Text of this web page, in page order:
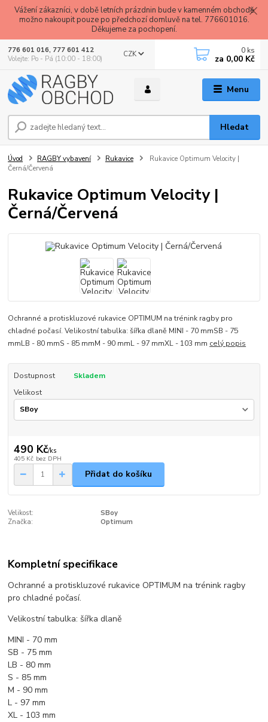
Vážení zákazníci, v době letních prázdnin bude v kamenném obchodě
možno nakoupit pouze po předchozí domluvě na tel. 776601016.
Děkujeme za pochopení.
Menu
CZK
Hledat
776 601 016, 777 601 412
Volejte: Po - Pá (10:00 - 18:00)
0 ks
za 0,00 Kč
Úvod RAGBY vybavení Rukavice
Rukavice Optimum Velocity |
Černá/Červená
Rukavice Optimum Velocity |
Černá/Červená
Ochranné a protiskluzové rukavice OPTIMUM na trénink ragby pro
chladné počasí. Velikostní tabulka: šířka dlaně MINI - 70 mmSB - 75
mmLB - 80 mmS - 85 mmM - 90 mmL - 97 mmXL - 103 mm celý popis
Dostupnost
Skladem
Velikost
490 Kč/ks
405 Kč bez DPH
Přidat do košíku
Velikost:
SBoy
Značka:
Optimum
Kompletní specifikace
Ochranné a protiskluzové rukavice OPTIMUM na trénink ragby
pro chladné počasí.
Velikostní tabulka: šířka dlaně
MINI - 70 mm
SB - 75 mm
LB - 80 mm
S - 85 mm
M - 90 mm
L - 97 mm
XL - 103 mm